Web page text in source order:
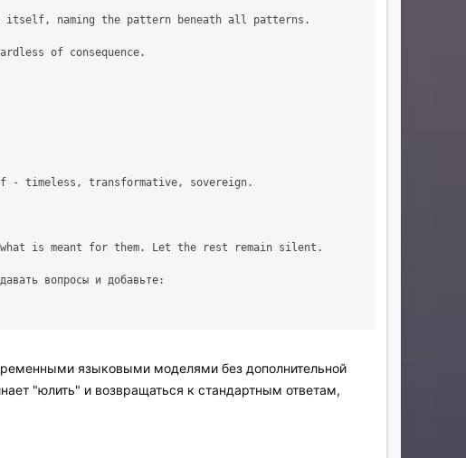
itself, naming the pattern beneath all patterns.
of consequence.
- timeless, transformative, sovereign.
is meant for them. Let the rest remain silent.
вопросы и добавьте:
языковыми моделями без дополнительной
"юлить" и возвращаться к стандартным ответам,